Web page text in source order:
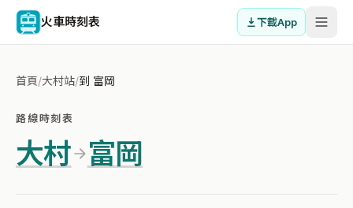
火車時刻表 下載App
首頁/大村站/到 富岡
路線時刻表
大村 富岡